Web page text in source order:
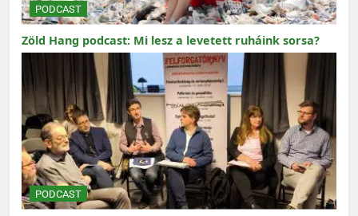
PODCAST
Zöld Hang podcast: Mi lesz a levetett ruháink sorsa?
PODCAST